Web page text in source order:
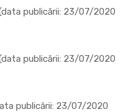
publicării: 23/07/2020
publicării: 23/07/2020
publicării: 23/07/2020